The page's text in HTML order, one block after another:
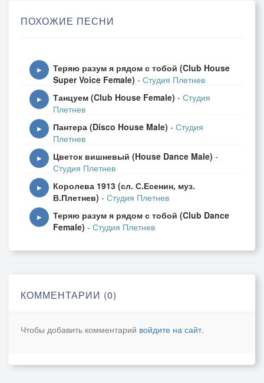
ПОХОЖИЕ ПЕСНИ
▶
Теряю разум я рядом с тобой (Club House
Super Voice Female) - Студия Плетнев
▶ Танцуем (Club House Female) - Студия
Плетнев
▶ Пантера (Disco House Male) - Студия
Плетнев
▶ Цветок вишневый (House Dance Male) -
Студия Плетнев
▶
Королева 1913 (сл. С.Есенин, муз.
В.Плетнев) - Студия Плетнев
▶
Теряю разум я рядом с тобой (Club Dance
Female) - Студия Плетнев
КОММЕНТАРИИ (0)
Чтобы добавить комментарий войдите на сайт.